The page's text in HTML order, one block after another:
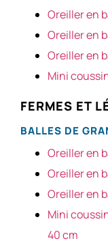
Oreiller en
Oreiller en
Oreiller en
Mini
FERMES ET
BALLES DE
Oreiller en
Oreiller en
Oreiller en
Mini
40 cm